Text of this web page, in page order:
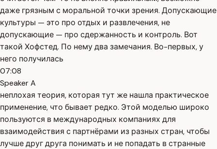
даже грязным с моральной точки зрения. Допускающие
культуры — это про отдых и развлечения, не
допускающие — про сдержанность и контроль. Вот
такой Хофстед. По нему два замечания. Во-первых, у
него получилась
07:08
Speaker A
неплохая теория, которая тут же нашла практическое
применение, что бывает редко. Этой моделью широко
пользуются в международных компаниях для
взаимодействия с партнёрами из разных стран, чтобы
лучше друг друга понимать и не попадать в странные